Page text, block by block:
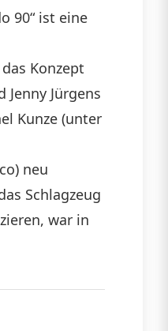
90“ ist eine
Konzept
Jürgens
Kunze (unter
neu
Schlagzeug
war in